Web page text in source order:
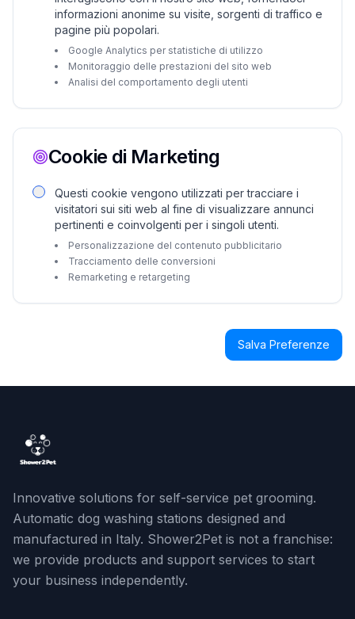
informazioni anonime su visite, sorgenti di traffico e
pagine più popolari.
Google Analytics per statistiche di utilizzo
Monitoraggio delle prestazioni del sito web
Analisi del comportamento degli utenti
Cookie di Marketing
Questi cookie vengono utilizzati per tracciare i
visitatori sui siti web al fine di visualizzare annunci
pertinenti e coinvolgenti per i singoli utenti.
Personalizzazione del contenuto pubblicitario
Tracciamento delle conversioni
Remarketing e retargeting
Salva Preferenze
Innovative solutions for self-service pet grooming.
Automatic dog washing stations designed and
manufactured in Italy. Shower2Pet is not a franchise:
we provide products and support services to start
your business independently.